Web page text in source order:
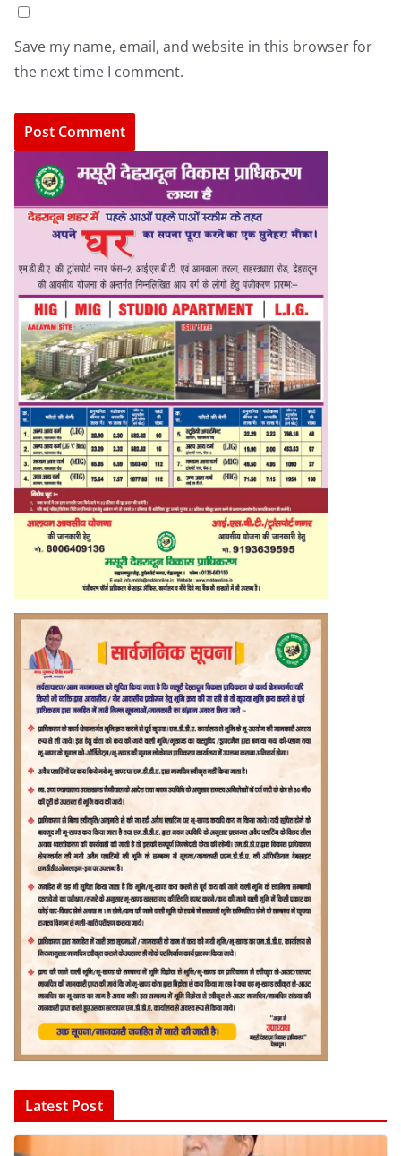
Save my name, email, and website in this browser for
the next time I comment.
Latest Post